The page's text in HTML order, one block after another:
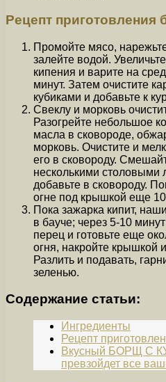
Рецепт приготовления
Промойте мясо,
залейте водой.
кипения и варите на
минут. Затем очистите
кубиками и добавьте к
Свеклу и морковь
Разогрейте небольшое
масла в сковороде,
морковь. Очистите и
его в сковороду.
несколькими столовыми
добавьте в сковороду.
огне под крышкой еще 10
Пока зажарка кипит,
в бауче; через 5-10
перец и готовьте еще
огня, накройте крышкой
Разлить и подавать,
зеленью.
Содержание статьи:
Ингредиенты
Рецепт
Вкусный БОРЩ С
превзойдет все